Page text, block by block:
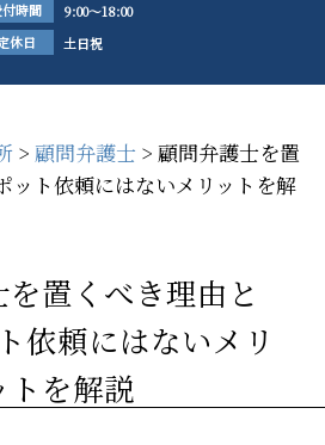
時間
9:00～18:00
休日
土日祝
> 顧問弁護士 > 顧問弁護士を置
ット依頼にはないメリットを解
置くべき理由と
依頼にはないメリ
トを解説